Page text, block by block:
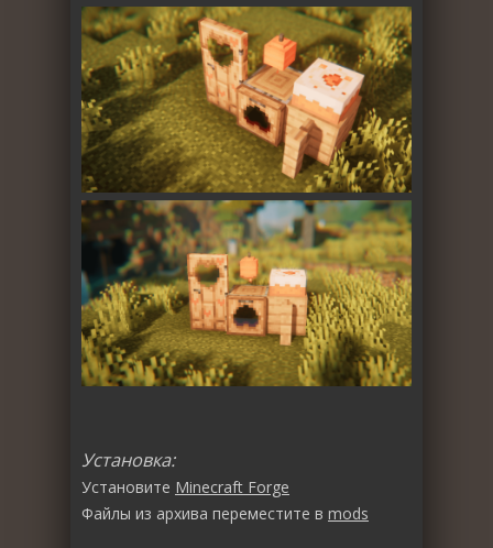
Установка:
Установите Minecraft Forge
Файлы из архива переместите в mods